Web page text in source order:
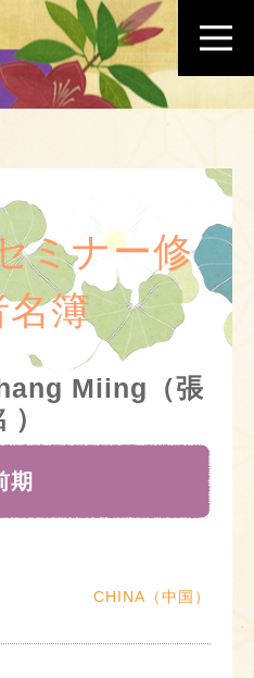
ミナー修
名簿
Miing（張
）
期
CHINA（中国）